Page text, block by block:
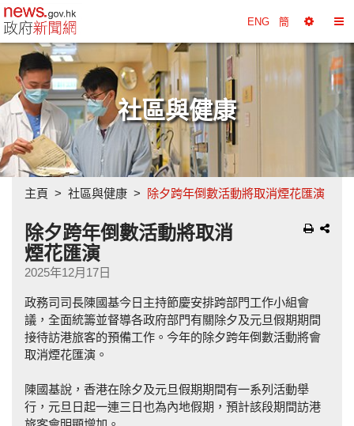
政府新聞網主頁 ENG 簡
擇
換
目
錄
社區與健康
主頁 社區與健康 除夕跨年倒數活動將取消煙花匯演
除夕跨年倒數活動將取消
煙花匯演
2025年12月17日
政務司司長陳國基今日主持節慶安排跨部門工作小組會
議，全面統籌並督導各政府部門有關除夕及元旦假期期間
接待訪港旅客的預備工作。今年的除夕跨年倒數活動將會
取消煙花匯演。
陳國基說，香港在除夕及元旦假期期間有一系列活動舉
行，元旦日起一連三日也為內地假期，預計該段期間訪港